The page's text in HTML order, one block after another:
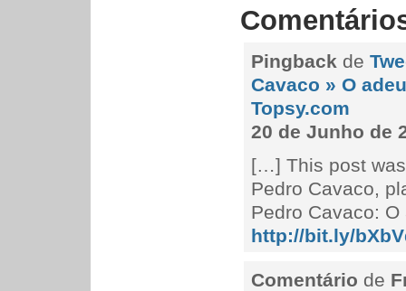
Pingback de
Cavaco » O
Topsy.com
20 de Junho de
[…] This post
Pedro Cavaco,
Pedro Cavaco:
http://bit.ly/
Comentário de